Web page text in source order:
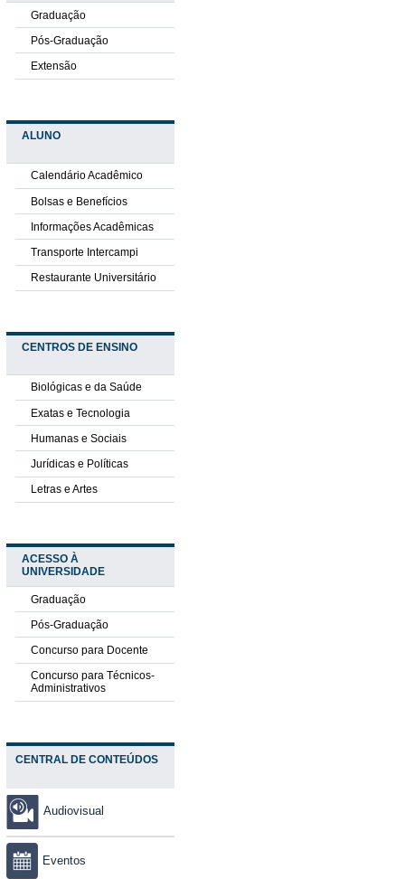
Graduação
Pós-Graduação
Extensão
ALUNO
Calendário Acadêmico
Bolsas e Benefícios
Informações Acadêmicas
Transporte Intercampi
Restaurante Universitário
CENTROS DE ENSINO
Biológicas e da Saúde
Exatas e Tecnologia
Humanas e Sociais
Jurídicas e Políticas
Letras e Artes
ACESSO À
UNIVERSIDADE
Graduação
Pós-Graduação
Concurso para Docente
Concurso para Técnicos-
Administrativos
CENTRAL DE CONTEÚDOS
Audiovisual
Eventos